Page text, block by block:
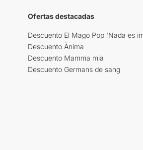
Ofertas destacadas
Descuento El Mago Pop 'Nada es
Descuento Ànima
Descuento Mamma mia
Descuento Germans de sang